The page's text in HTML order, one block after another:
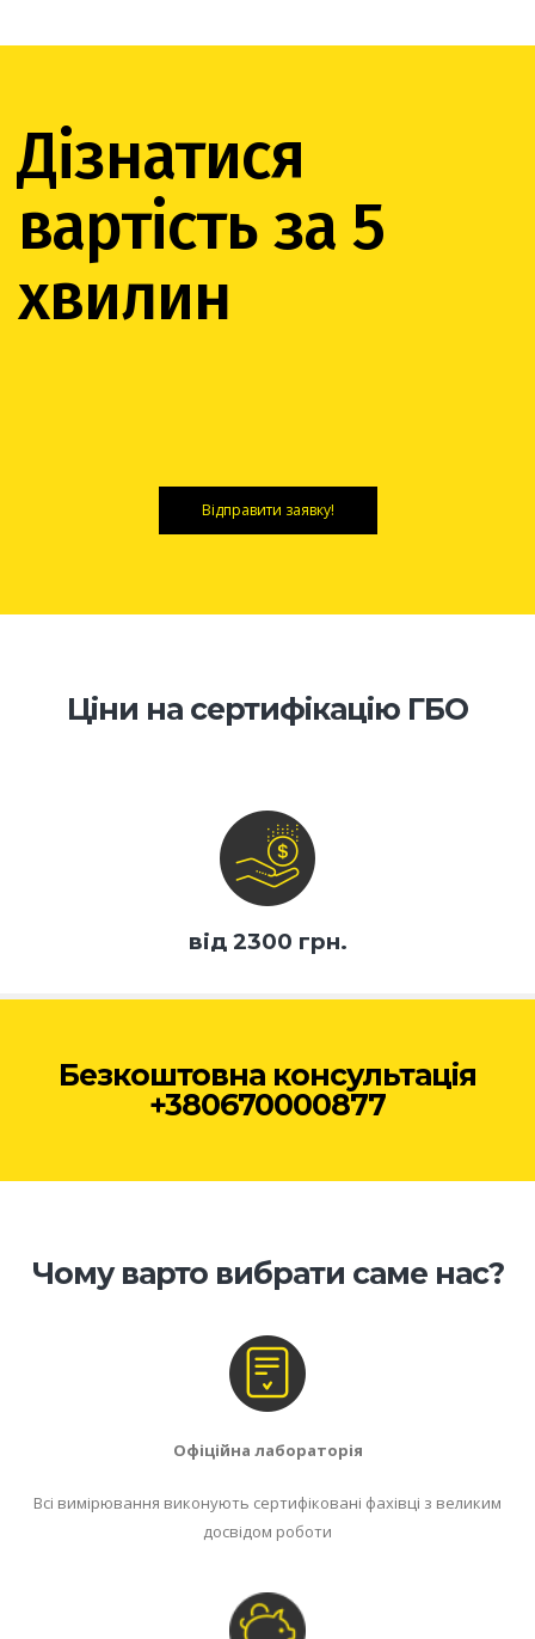
Дізнатися
вартість за 5
хвилин
Відправити заявку!
Ціни на сертифікацію ГБО
від 2300 грн.
Безкоштовна консультація
+380670000877
Чому варто вибрати саме нас?
Офіційна лабораторія
Всі вимірювання виконують сертифіковані фахівці з великим
досвідом роботи